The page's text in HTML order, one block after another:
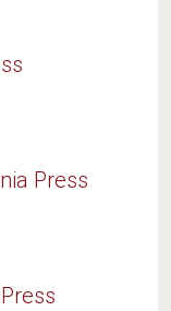
base biologica
e culturale - se
della specie.
Press